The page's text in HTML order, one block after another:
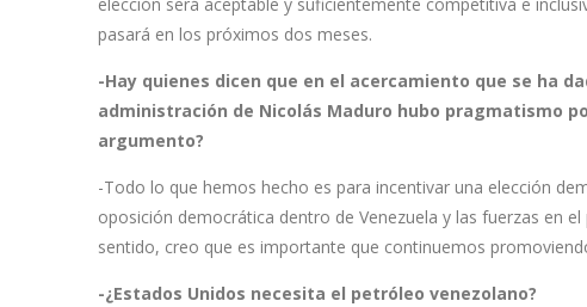
elección será aceptable y suficientemente competitiva e
pasará en los próximos dos meses.
-Hay quienes dicen que en el acercamiento que se ha
administración de Nicolás Maduro hubo pragmatismo
argumento?
-Todo lo que hemos hecho es para incentivar una elección
oposición democrática dentro de Venezuela y las fuerzas en
sentido, creo que es importante que continuemos
-¿Estados Unidos necesita el petróleo venezolano?